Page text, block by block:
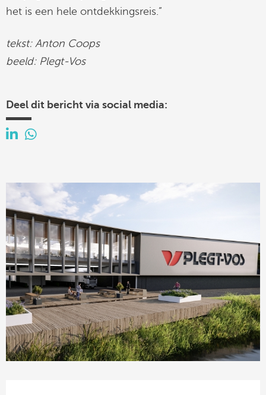
het is een hele ontdekkingsreis.”
tekst: Anton Coops
beeld: Plegt-Vos
Deel dit bericht via social media: